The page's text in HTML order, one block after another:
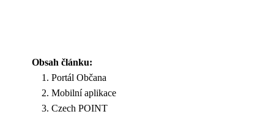
Obsah článku:
Portál Občana
Mobilní aplikace
Czech POINT